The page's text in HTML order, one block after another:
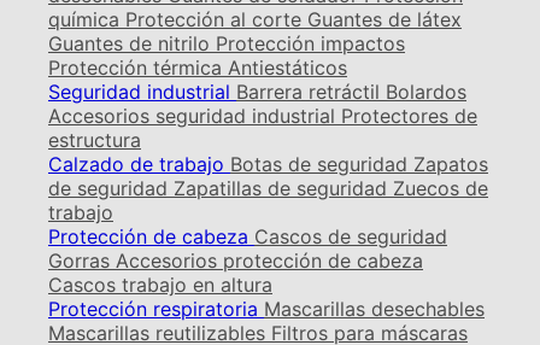
química Protección al corte Guantes de látex
Guantes de nitrilo Protección impactos
Protección térmica Antiestáticos
Seguridad industrial Barrera retráctil Bolardos
Accesorios seguridad industrial Protectores de
estructura
Calzado de trabajo Botas de seguridad Zapatos
de seguridad Zapatillas de seguridad Zuecos de
trabajo
Protección de cabeza Cascos de seguridad
Gorras Accesorios protección de cabeza
Cascos trabajo en altura
Protección respiratoria Mascarillas desechables
Mascarillas reutilizables Filtros para máscaras